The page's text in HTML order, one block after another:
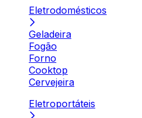
Eletrodomésticos
Geladeira
Fogão
Forno
Cooktop
Cervejeira
Eletroportáteis